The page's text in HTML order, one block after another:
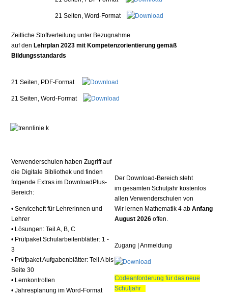
21 Seiten, Word-Format
Zeitliche Stoffverteilung unter Bezugnahme
auf den Lehrplan 2023 mit Kompetenzorientierung gemäß
Bildungsstandards
21 Seiten, PDF-Format
21 Seiten, Word-Format
Verwenderschulen haben Zugriff auf
die Digitale Bibliothek und finden
folgende Extras im DownloadPlus-
Bereich:
• Serviceheft für Lehrerinnen und
Lehrer
• Lösungen: Teil A, B, C
• Prüfpaket Schularbeitenblätter: 1 -
3
• Prüfpaket Aufgabenblätter: Teil A bis
Seite 30
• Lernkontrollen
• Jahresplanung im Word-Format
Der Download-Bereich steht
im gesamten Schuljahr kostenlos
allen Verwenderschulen von
Wir lernen Mathematik 4 ab Anfang
August 2026 offen.
Zugang | Anmeldung
Codeanforderung für das neue
Schuljahr